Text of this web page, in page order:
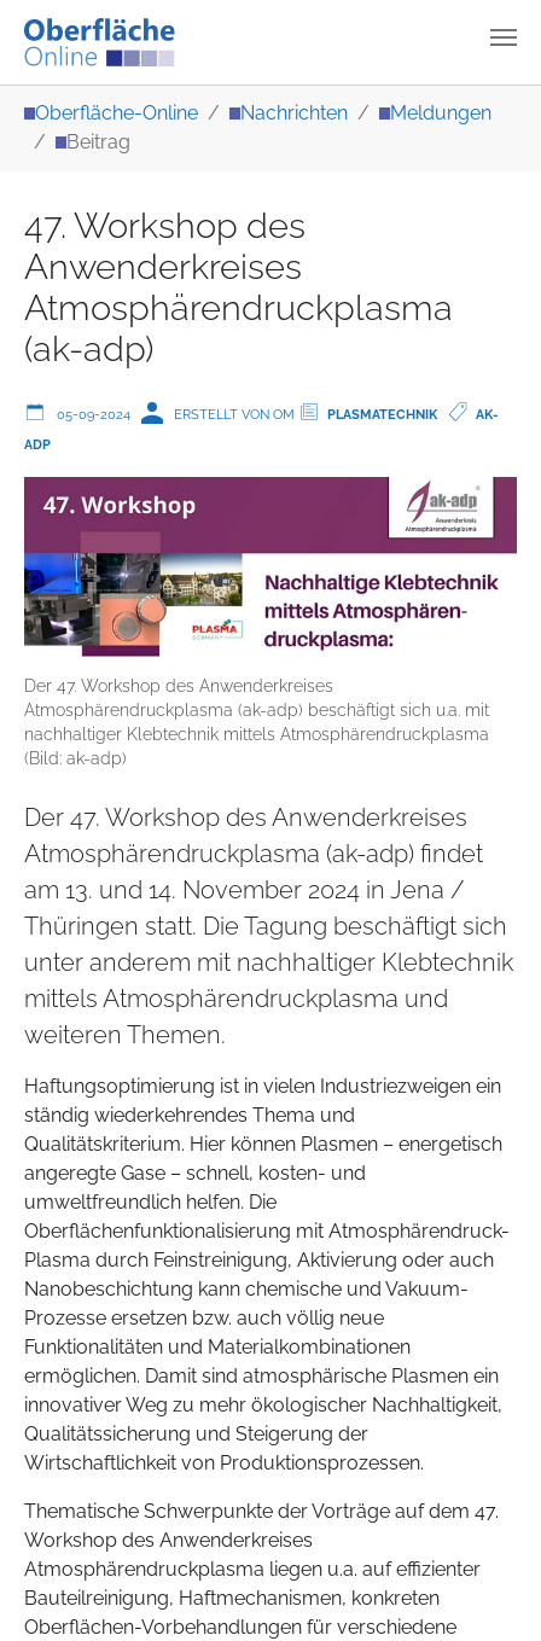
Oberfläche-Online Nachrichten
Meldungen
Beitrag
47. Workshop des
Anwenderkreises
Atmosphärendruckplasma
(ak-adp)
05-09-2024 ERSTELLT VON OM PLASMATECHNIK
AK-
ADP
Der 47. Workshop des Anwenderkreises
Atmosphärendruckplasma (ak-adp) beschäftigt sich u.a. mit
nachhaltiger Klebtechnik mittels Atmosphärendruckplasma
(Bild: ak-adp)
Der 47. Workshop des Anwenderkreises
Atmosphärendruckplasma (ak-adp) findet
am 13. und 14. November 2024 in Jena /
Thüringen statt. Die Tagung beschäftigt sich
unter anderem mit nachhaltiger Klebtechnik
mittels Atmosphärendruckplasma und
weiteren Themen.
Haftungsoptimierung ist in vielen Industriezweigen ein
ständig wiederkehrendes Thema und
Qualitätskriterium. Hier können Plasmen – energetisch
angeregte Gase – schnell, kosten- und
umweltfreundlich helfen. Die
Oberflächenfunktionalisierung mit Atmosphärendruck-
Plasma durch Feinstreinigung, Aktivierung oder auch
Nanobeschichtung kann chemische und Vakuum-
Prozesse ersetzen bzw. auch völlig neue
Funktionalitäten und Materialkombinationen
ermöglichen. Damit sind atmosphärische Plasmen ein
innovativer Weg zu mehr ökologischer Nachhaltigkeit,
Qualitätssicherung und Steigerung der
Wirtschaftlichkeit von Produktionsprozessen.
Thematische Schwerpunkte der Vorträge auf dem 47.
Workshop des Anwenderkreises
Atmosphärendruckplasma liegen u.a. auf effizienter
Bauteilreinigung, Haftmechanismen, konkreten
Oberflächen-Vorbehandlungen für verschiedene